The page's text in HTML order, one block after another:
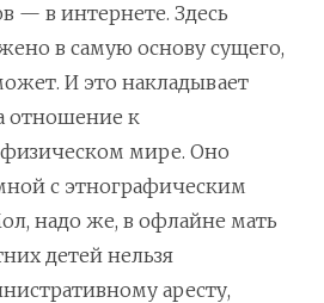
— в интернете. Здесь
в самую основу сущего,
И это накладывает
отношение к
мире. Оно
с этнографическим
надо же, в офлайне мать
детей нельзя
аресту,